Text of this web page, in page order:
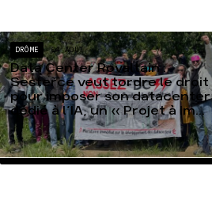
DRÔME 04 AOÛT
Data Center Rovaltain :
Sesterce veut tordre le droit
pour imposer son datacenter
dédié à l’IA, un « Projet à Im...